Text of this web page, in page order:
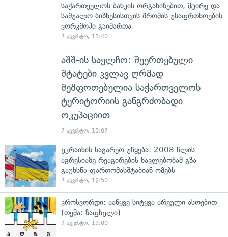
საქართველოს ბანკის ორგანიზებით, მცირე და
საშუალო ბიზნესისთვის შრომის უსაფრთხოების
ვორკშოპი გაიმართა
7 აგვისტო, 13:40
აშშ-ის საელჩო: შეერთებული
შტატები კვლავ ღრმად
შეშფოთებულია საქართველოს
ტერიტორიის განგრძობადი
ოკუპაციით
7 აგვისტო, 13:07
უკრაინის საგარეო უწყება: 2008 წლის
აგრესიაზე რეაგირების ნაკლებობამ გზა
გაუხსნა ფართომასშტაბიან ომებს
7 აგვისტო, 12:50
კროსვორდი: ააწყვე სიტყვა არეული ასოებით
(თემა: ზაფხული)
7 აგვისტო, 12:00